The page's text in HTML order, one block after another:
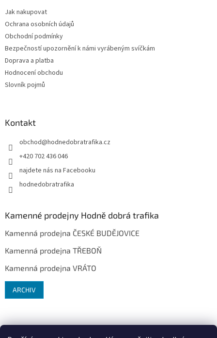
Jak nakupovat
Ochrana osobních údajů
Obchodní podmínky
Bezpečností upozornění k námi vyrábeným svíčkám
Doprava a platba
Hodnocení obchodu
Slovník pojmů
Kontakt
obchod@hodnedobratrafika.cz
+420 702 436 046
najdete nás na Facebooku
hodnedobratrafika
Kamenné prodejny Hodně dobrá trafika
Kamenná prodejna ČESKÉ BUDĚJOVICE
Kamenná prodejna TŘEBOŇ
Kamenná prodejna VRÁTO
ARCHIV